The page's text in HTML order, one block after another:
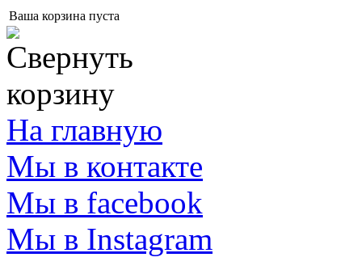
Ваша корзина пуста
На главную
Мы в контакте
Мы в facebook
Мы в Instagram